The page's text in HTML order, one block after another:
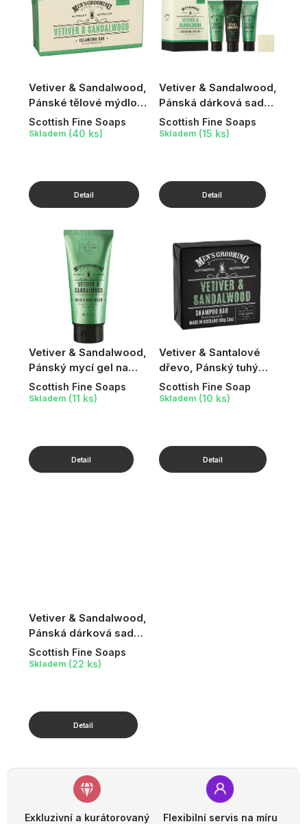
Vetiver & Sandalwood,
Pánské tělové mýdlo,
220 g
Scottish Fine Soaps
Skladem (40 ks)
Vetiver & Sandalwood,
Pánská dárková sada,
4 ks
Scottish Fine Soaps
Skladem (15 ks)
Vetiver & Sandalwood,
Pánský mycí gel na
tělo a vlasy, 200 ml
Scottish Fine Soaps
Skladem (11 ks)
Vetiver & Santalové
dřevo, Pánský tuhý
šampon, 100 g
Scottish Fine Soap
Skladem (10 ks)
Vetiver & Sandalwood,
Pánská dárková sada,
3 ks
Scottish Fine Soaps
Skladem (22 ks)
Exkluzivní a kurátorovaný
Flexibilní servis na míru